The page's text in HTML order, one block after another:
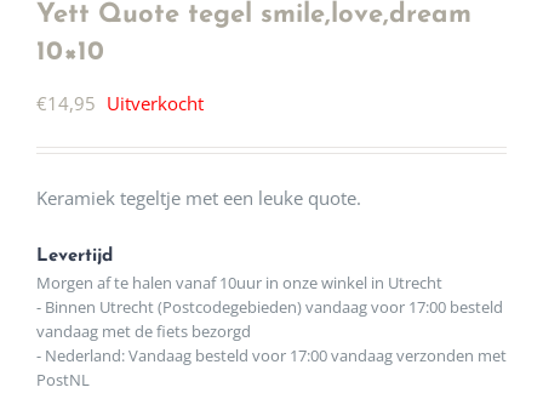
Yett Quote tegel smile,love,dream
10×10
€14,95 Uitverkocht
Keramiek tegeltje met een leuke quote.
Levertijd
Morgen af te halen vanaf 10uur in onze winkel in Utrecht
- Binnen Utrecht (Postcodegebieden) vandaag voor 17:00 besteld
vandaag met de fiets bezorgd
- Nederland: Vandaag besteld voor 17:00 vandaag verzonden met
PostNL